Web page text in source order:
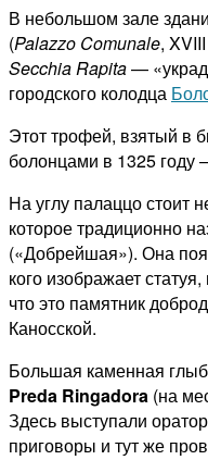
В небольшом зале
(Palazzo Comunale,
Secchia Rapita—
городского колодца
Этот трофей, взятый в
болонцами в 1325 году
На углу палаццо стоит
которое традиционно
(«Добрейшая»). Она
кого изображает
что это памятник
Каносской.
Большая каменная
Preda Ringadora (на
Здесь выступали
приговоры и тут же